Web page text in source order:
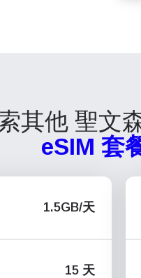
其他 聖文
eSIM 套
1.5GB/天
15 天